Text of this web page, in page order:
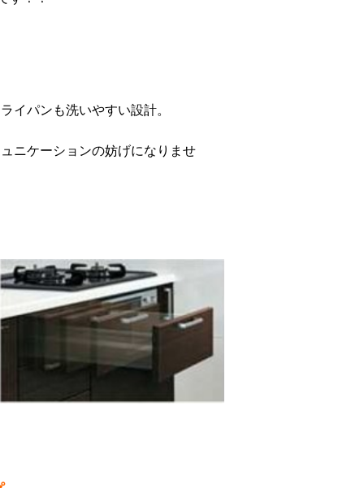
イパンも洗いやすい設計。
ニケーションの妨げになりませ